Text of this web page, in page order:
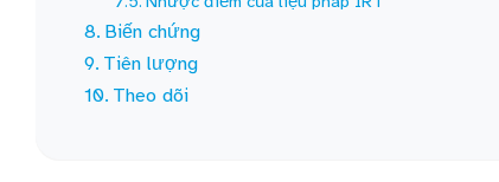
Biến chứng
Tiên lượng
Theo dõi